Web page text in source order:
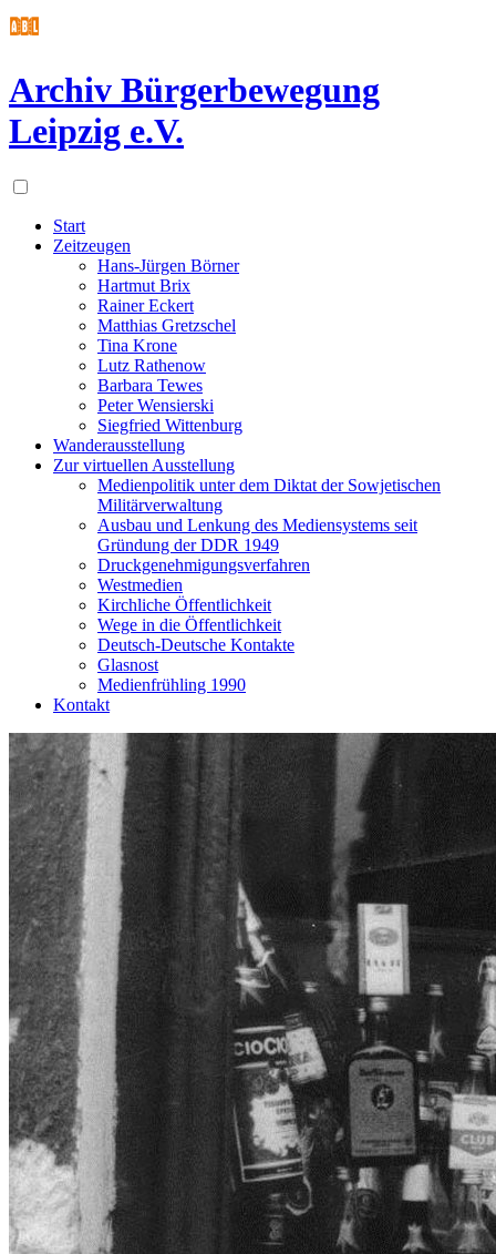
Archiv Bürgerbewegung
Leipzig e.V.
Start
Zeitzeugen
Hans-Jürgen Börner
Hartmut Brix
Rainer Eckert
Matthias Gretzschel
Tina Krone
Lutz Rathenow
Barbara Tewes
Peter Wensierski
Siegfried Wittenburg
Wanderausstellung
Zur virtuellen Ausstellung
Medienpolitik unter dem Diktat der Sowjetischen
Militärverwaltung
Ausbau und Lenkung des Mediensystems seit
Gründung der DDR 1949
Druckgenehmigungsverfahren
Westmedien
Kirchliche Öffentlichkeit
Wege in die Öffentlichkeit
Deutsch-Deutsche Kontakte
Glasnost
Medienfrühling 1990
Kontakt